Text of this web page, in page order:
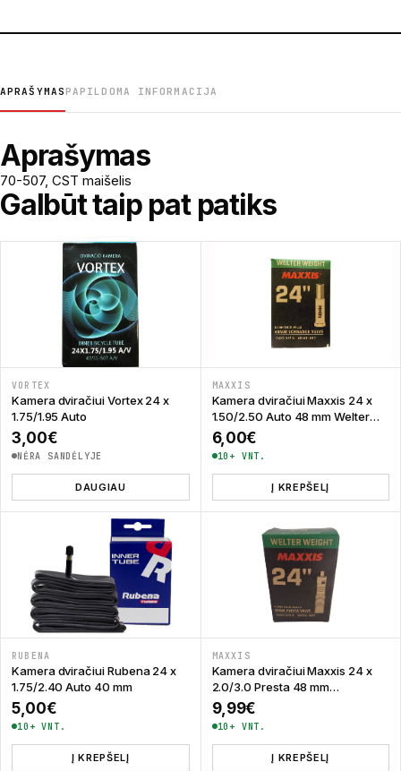
APRAŠYMAS PAPILDOMA INFORMACIJA
Aprašymas
70-507, CST maišelis
Galbūt taip pat patiks
VORTEX
Kamera dviračiui Vortex 24 x
1.75/1.95 Auto
3,00€
NĖRA SANDĖLYJE
DAUGIAU
MAXXIS
Kamera dviračiui Maxxis 24 x
1.50/2.50 Auto 48 mm Welter
Weight
6,00€
10+ VNT.
Į KREPŠELĮ
RUBENA
Kamera dviračiui Rubena 24 x
1.75/2.40 Auto 40 mm
5,00€
10+ VNT.
Į KREPŠELĮ
MAXXIS
Kamera dviračiui Maxxis 24 x
2.0/3.0 Presta 48 mm
Welterweight
9,99€
10+ VNT.
Į KREPŠELĮ